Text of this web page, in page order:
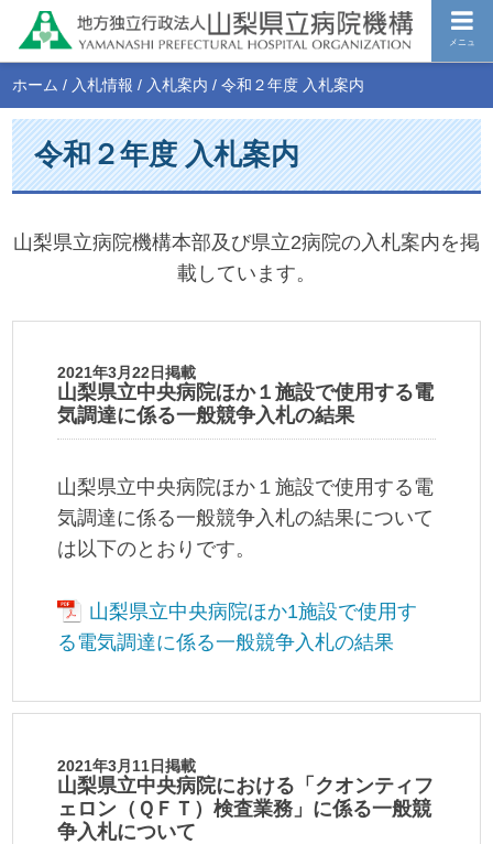
メニュ
ホーム / 入札情報 / 入札案内 /令和２年度 入札案内
令和２年度 入札案内
山梨県立病院機構本部及び県立2病院の入札案内を掲
載しています。
2021年3月22日掲載
山梨県立中央病院ほか１施設で使用する電
気調達に係る一般競争入札の結果
山梨県立中央病院ほか１施設で使用する電
気調達に係る一般競争入札の結果について
は以下のとおりです。
山梨県立中央病院ほか1施設で使用す
る電気調達に係る一般競争入札の結果
2021年3月11日掲載
山梨県立中央病院における「クオンティフ
ェロン（ＱＦＴ）検査業務」に係る一般競
争入札について